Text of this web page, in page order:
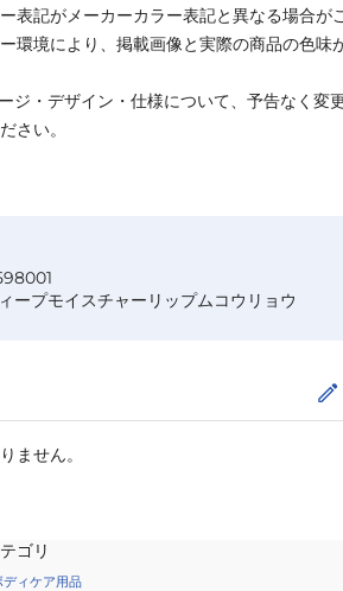
表記がメーカーカラー表記と異なる場合が
環境により、掲載画像と実際の商品の色味
ジ・デザイン・仕様について、予告なく変
さい。
ープモイスチャーリップムコウリョウ
ません。
ゴリ
ディケア用品